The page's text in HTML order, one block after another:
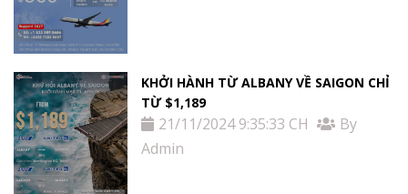
KHỞI HÀNH TỪ ALBANY VỀ SAIGON CHỈ
TỪ $1,189
21/11/2024 9:35:33 CH
By
Admin